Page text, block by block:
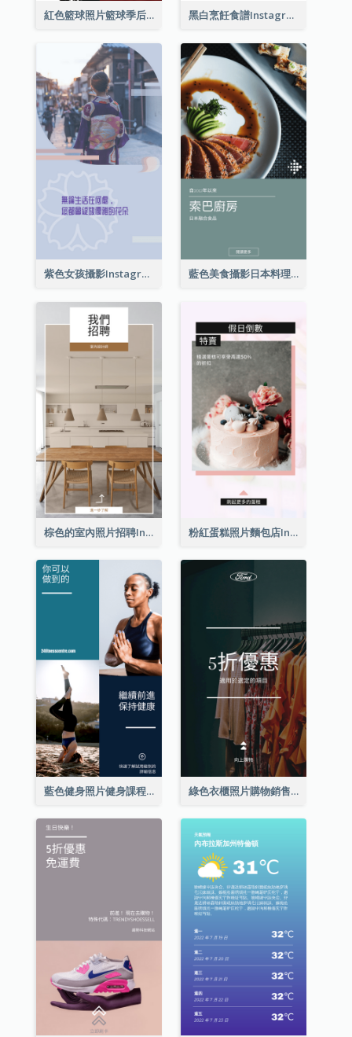
紅色籃球照片籃球季后賽Instagram限時動態 黑白烹飪食譜Instagram限時動態
紫色女孩攝影Instagram限時動態 藍色美食攝影日本料理Instagram限時動態
棕色的室內照片招聘Instagram限時動態 粉紅蛋糕照片麵包店Instagram限時動態
藍色健身照片健身課程Instagram限時動態 綠色衣櫃照片購物銷售Instagram限時動態